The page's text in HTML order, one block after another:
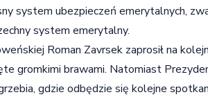
system ubezpieczeń emerytalnych,
system emerytalny.
Roman Zavrsek zaprosił na
gromkimi brawami. Natomiast
gdzie odbędzie się kolejne